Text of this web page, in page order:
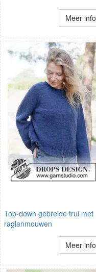
Meer info
Top-down gebreide trui met
raglanmouwen
Meer info